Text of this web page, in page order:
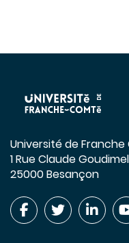
Université de
1 Rue Claude Goudimel
25000 Besançon